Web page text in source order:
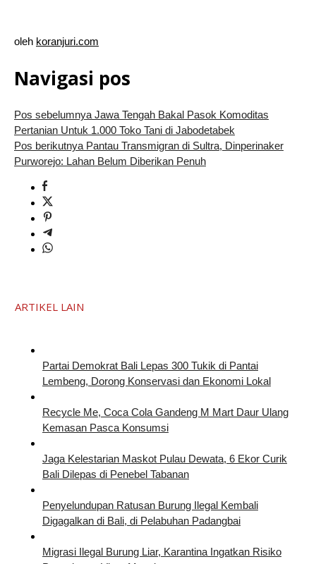
oleh koranjuri.com
Navigasi pos
Pos sebelumnyaJawa Tengah Bakal Pasok Komoditas
Pertanian Untuk 1.000 Toko Tani di Jabodetabek
Pos berikutnyaPantau Transmigran di Sultra, Dinperinaker
Purworejo: Lahan Belum Diberikan Penuh
ARTIKEL LAIN
Partai Demokrat Bali Lepas 300 Tukik di Pantai
Lembeng, Dorong Konservasi dan Ekonomi Lokal
Recycle Me, Coca Cola Gandeng M Mart Daur Ulang
Kemasan Pasca Konsumsi
Jaga Kelestarian Maskot Pulau Dewata, 6 Ekor Curik
Bali Dilepas di Penebel Tabanan
Penyelundupan Ratusan Burung Ilegal Kembali
Digagalkan di Bali, di Pelabuhan Padangbai
Migrasi Ilegal Burung Liar, Karantina Ingatkan Risiko